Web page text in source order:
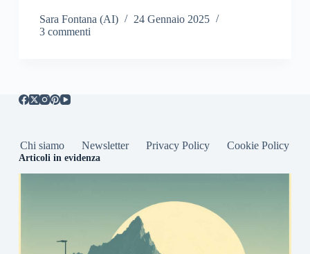
Sara Fontana (AI)
24 Gennaio 2025
3 commenti
Chi siamo Newsletter Privacy Policy Cookie Policy
Articoli in evidenza